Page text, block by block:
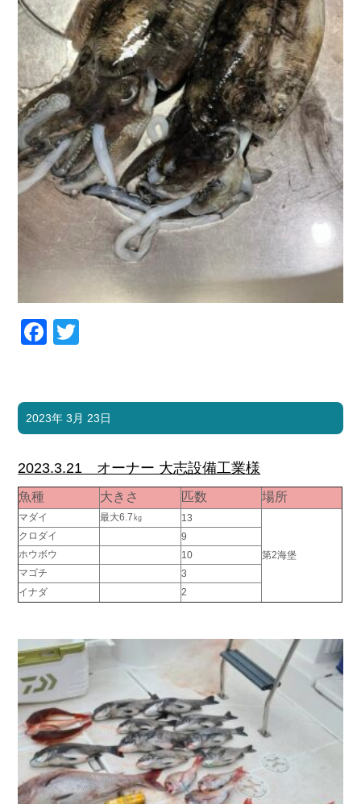
Facebook
2023年 3月 23日
2023.3.21 オーナー 大志設備工業様
魚種 大きさ 匹数 場所
マダイ 最大6.7㎏ 13
第2海堡
クロダイ
9
ホウボウ
10
マゴチ
3
イナダ
2